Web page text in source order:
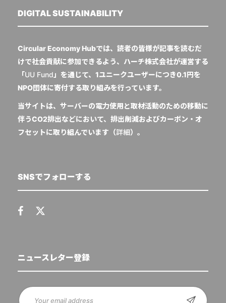
DIGITAL SUSTAINABILITY
Circular Economy Hubでは、読者の皆様が記事を読むだ
けで社会貢献に参加できるよう、ハーチ株式会社が運営する
「UU Fund 」を通じて、1ユニークユーザーにつき0.1円を
NPO団体に寄付する取り組みを行っています。
当サイトは、サーバーの電力使用と取材活動のための移動に
伴うCO2排出などにおいて、排出削減およびカーボン・オ
フセットに取り組んでいます（詳細）。
SNSでフォローする
ニュースレター登録